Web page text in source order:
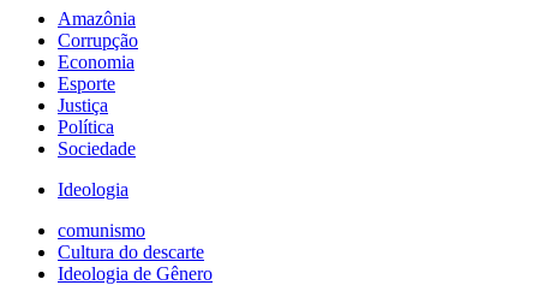
Amazônia
Corrupção
Economia
Esporte
Justiça
Política
Sociedade
Ideologia
comunismo
Cultura do descarte
Ideologia de Gênero